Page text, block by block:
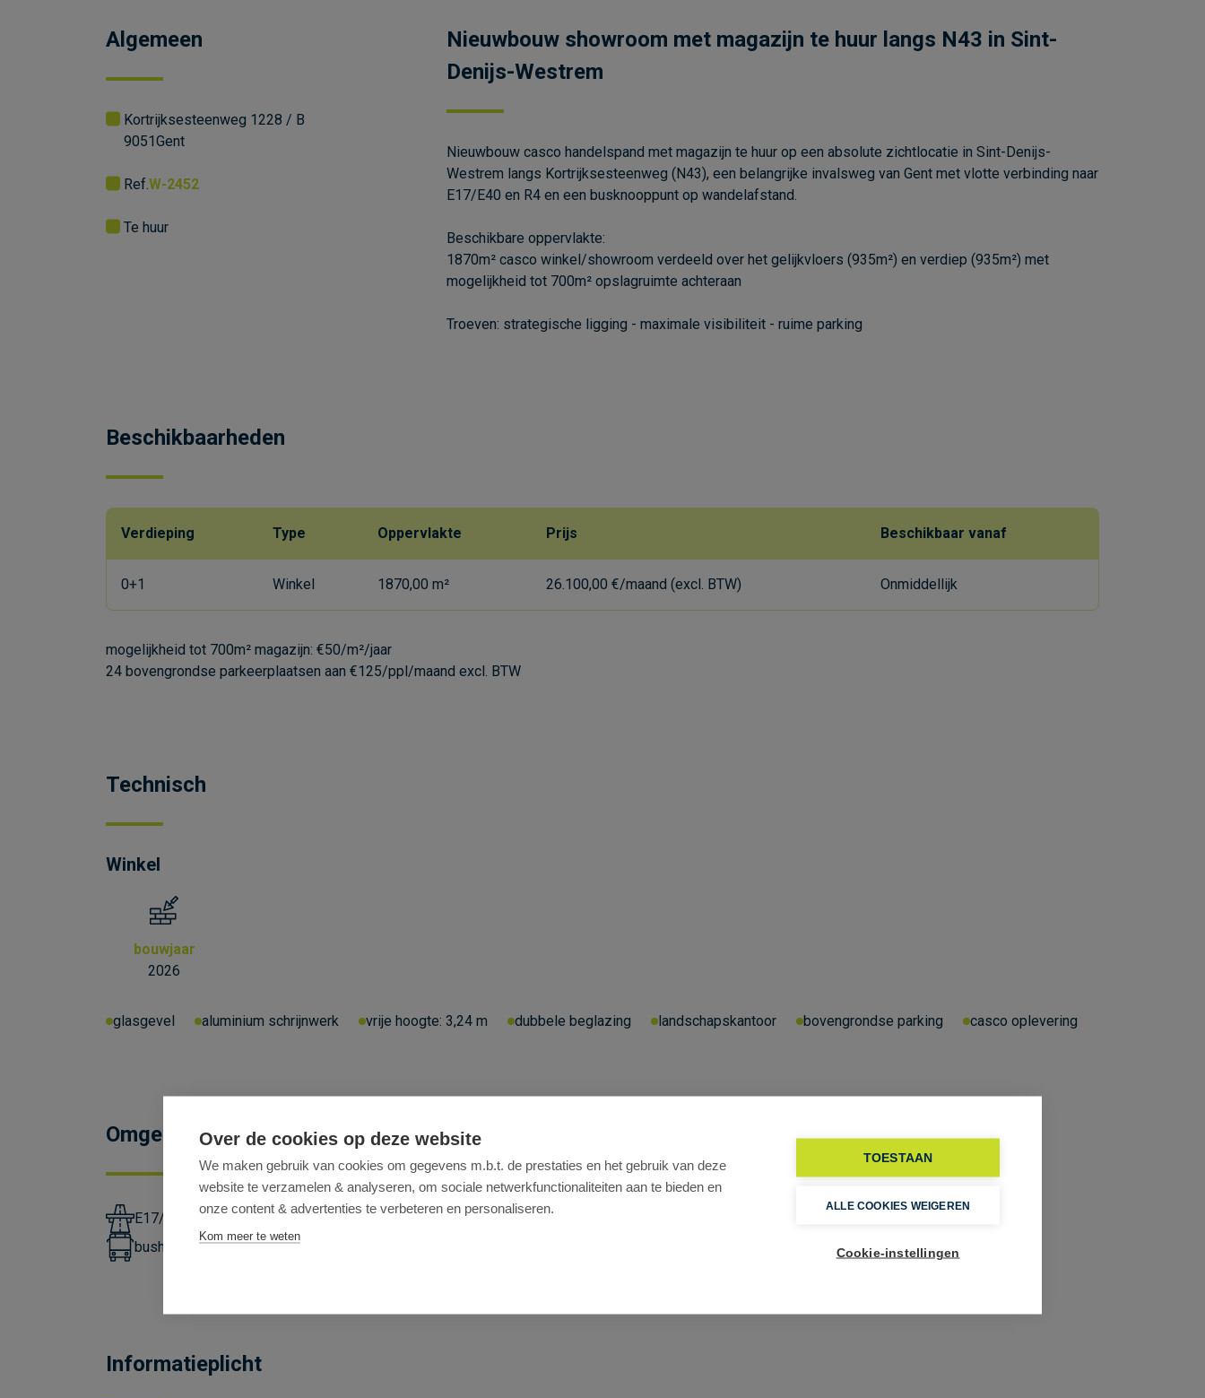
Algemeen
Gent
9051
Kortrijksesteenweg 1228 / B
Ref.W-2452
Te huur
Nieuwbouw showroom met magazijn te huur langs N43 in Sint-
Denijs-Westrem
Nieuwbouw casco handelspand met magazijn te huur op een absolute zichtlocatie in Sint-Denijs-
Westrem langs Kortrijksesteenweg (N43), een belangrijke invalsweg van Gent met vlotte verbinding naar
E17/E40 en R4 en een busknooppunt op wandelafstand.
Beschikbare oppervlakte:
1870m² casco winkel/showroom verdeeld over het gelijkvloers (935m²) en verdiep (935m²) met
mogelijkheid tot 700m² opslagruimte achteraan
Troeven: strategische ligging - maximale visibiliteit - ruime parking
Beschikbaarheden
Verdieping Type Oppervlakte Prijs Beschikbaar vanaf
0+1 Winkel 1870,00 m² 26.100,00 €/maand (excl. BTW) Onmiddellijk
mogelijkheid tot 700m² magazijn: €50/m²/jaar
24 bovengrondse parkeerplaatsen aan €125/ppl/maand excl. BTW
Technisch
Winkel
bouwjaar
2026
glasgevel aluminium schrijnwerk vrije hoogte: 3,24 m dubbele beglazing landschapskantoor bovengrondse parking casco oplevering
Omgeving
E17/E40: 2,18km en R4: 3,5km
bushalte lijnen 77,78: 350m
Informatieplicht
Over de cookies op deze website
We maken gebruik van cookies om gegevens m.b.t. de prestaties en het gebruik van deze
website te verzamelen & analyseren, om sociale netwerkfunctionaliteiten aan te bieden en
onze content & advertenties te verbeteren en personaliseren.
Kom meer te weten
TOESTAAN
ALLE COOKIES WEIGEREN
Cookie-instellingen